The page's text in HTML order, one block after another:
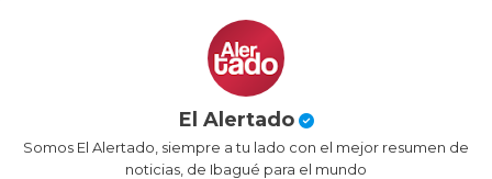
El Alertado
Somos El Alertado, siempre a tu lado con el mejor resumen de
noticias, de Ibagué para el mundo